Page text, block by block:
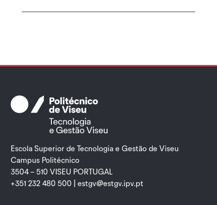
Escola Superior de Tecnologia e Gestão de Viseu
Campus Politécnico
3504 – 510 VISEU PORTUGAL
+351 232 480 500 |estgv@estgv.ipv.pt